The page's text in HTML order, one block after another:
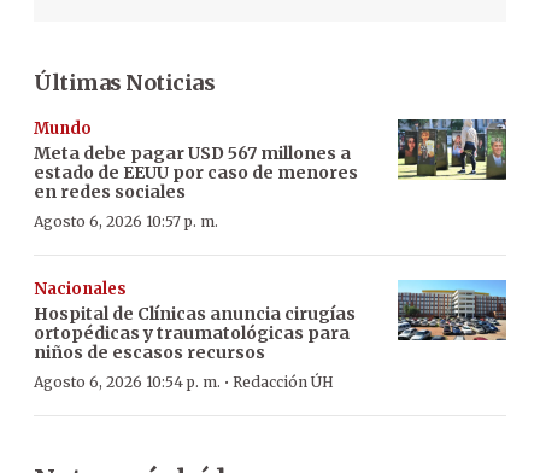
Últimas Noticias
Mundo
Meta debe pagar USD 567 millones a
estado de EEUU por caso de menores
en redes sociales
Agosto 6, 2026 10:57 p. m.
Nacionales
Hospital de Clínicas anuncia cirugías
ortopédicas y traumatológicas para
niños de escasos recursos
Agosto 6, 2026 10:54 p. m. · Redacción ÚH